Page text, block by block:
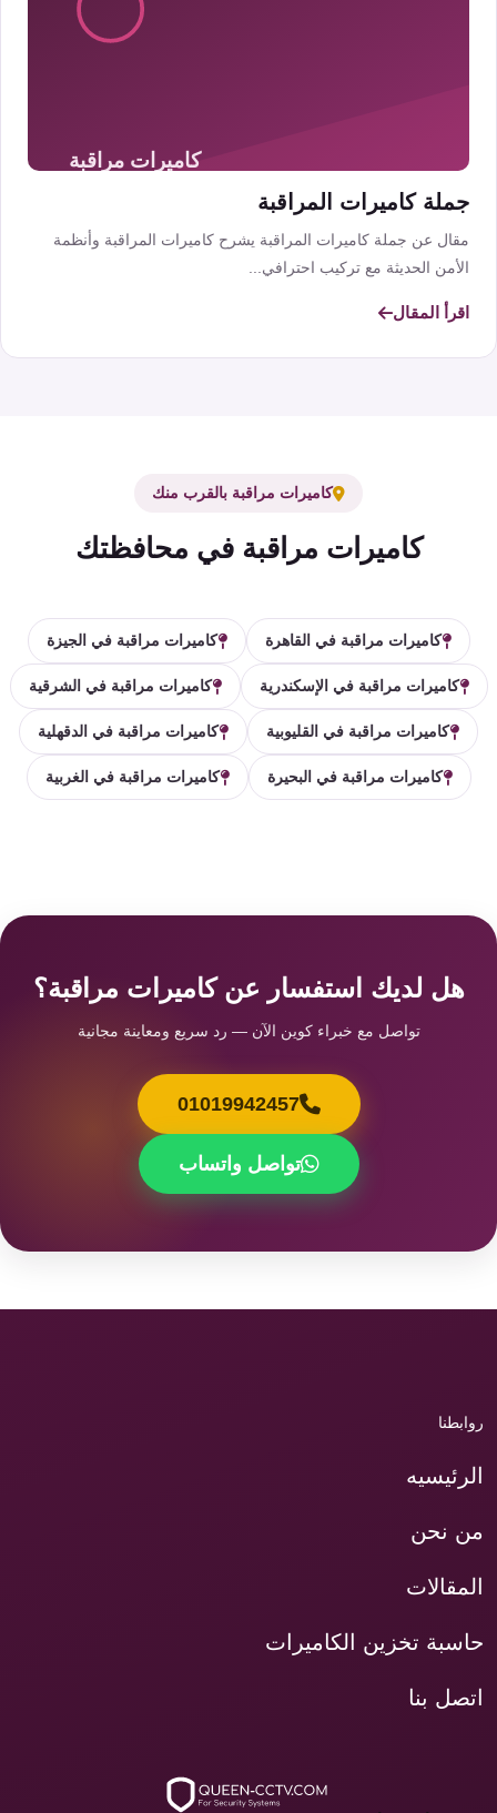
جملة كاميرات المراقبة
مقال عن جملة كاميرات المراقبة يشرح كاميرات المراقبة وأنظمة
الأمن الحديثة مع تركيب احترافي...
اقرأ المقال
كاميرات مراقبة بالقرب منك
كاميرات مراقبة في محافظتك
كاميرات مراقبة في القاهرة كاميرات مراقبة في الجيزة
كاميرات مراقبة في الإسكندرية كاميرات مراقبة في الشرقية
كاميرات مراقبة في القليوبية كاميرات مراقبة في الدقهلية
كاميرات مراقبة في البحيرة كاميرات مراقبة في الغربية
هل لديك استفسار عن كاميرات مراقبة؟
تواصل مع خبراء كوين الآن — رد سريع ومعاينة مجانية
01019942457
تواصل واتساب
روابطنا
الرئيسيه
من نحن
المقالات
حاسبة تخزين الكاميرات
اتصل بنا